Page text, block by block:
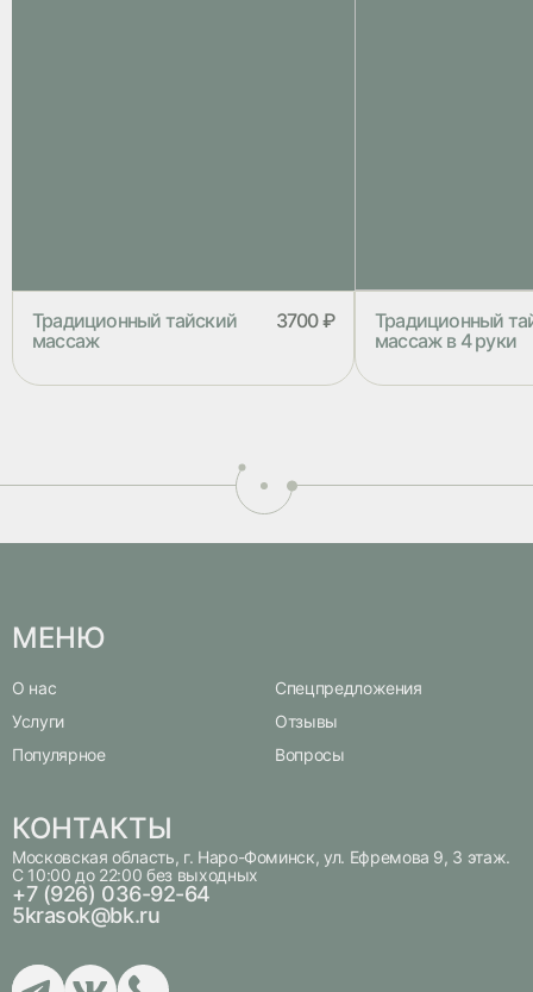
Традиционный тайский
массаж
3700 ₽
состоит из глубокой проработки
Традиционный
массаж в 4 руки
руки – это
Программа
бальзамы
МЕНЮ
О нас
Услуги
Популярное
Спецпредложения
Отзывы
Вопросы
КОНТАКТЫ
Московская область, г. Наро-Фоминск, ул. Ефремова 9, 3 этаж.
С 10:00 до 22:00 без выходных
+7 (926) 036-92-64
5krasok@bk.ru